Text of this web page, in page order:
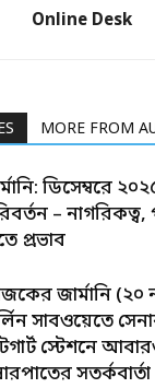
Online Desk
MORE FROM
ডিসেম্বরে
–
প্রভাব
জার্মানি (২০
সাবওয়েতে
স্টেশনে
সতর্কবার্তা